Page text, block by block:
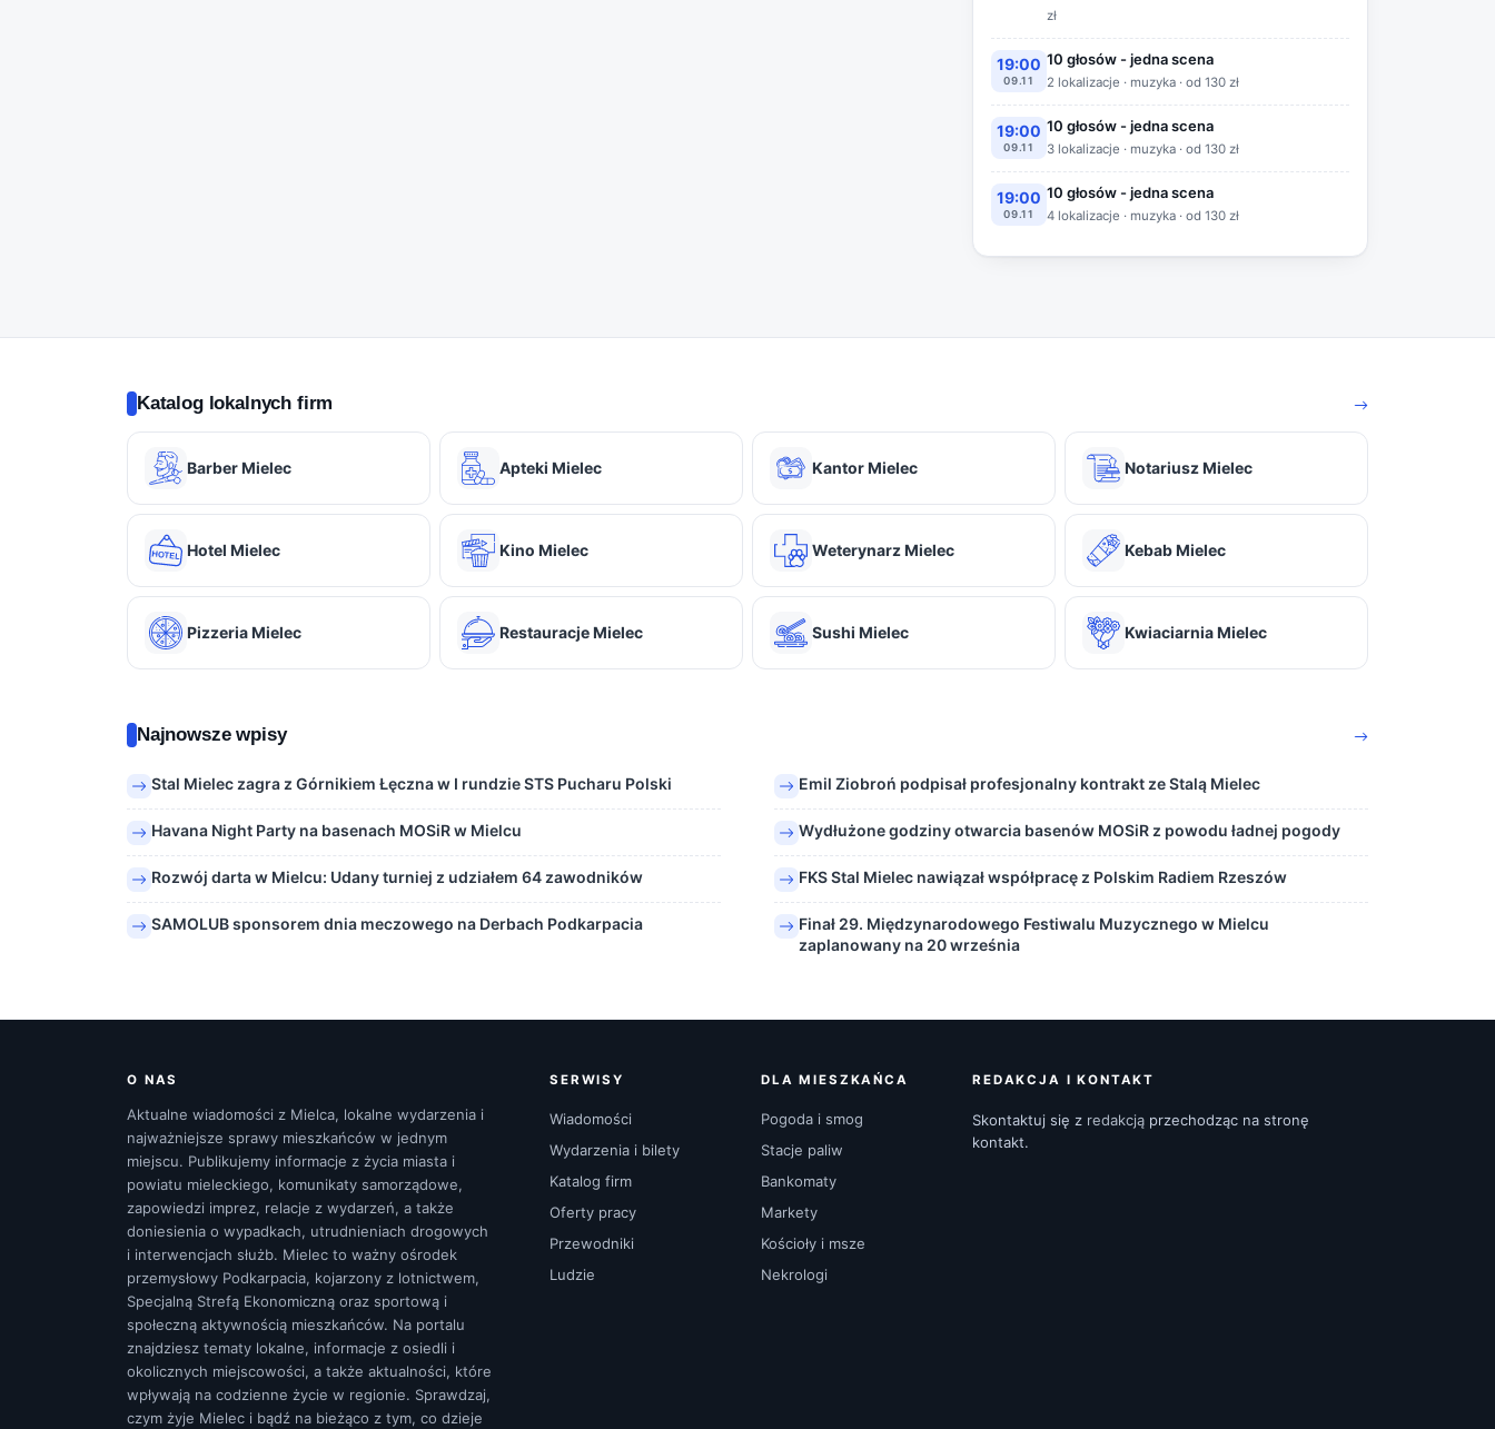
zł
19:00
09.11
10 głosów - jedna scena
2 lokalizacje · muzyka · od 130 zł
19:00
09.11
10 głosów - jedna scena
3 lokalizacje · muzyka · od 130 zł
19:00
09.11
10 głosów - jedna scena
4 lokalizacje · muzyka · od 130 zł
Katalog lokalnych firm
Barber Mielec Apteki Mielec Kantor Mielec Notariusz Mielec
Hotel Mielec Kino Mielec Weterynarz Mielec Kebab Mielec
Pizzeria Mielec Restauracje Mielec Sushi Mielec Kwiaciarnia Mielec
Najnowsze wpisy
Stal Mielec zagra z Górnikiem Łęczna w I rundzie STS Pucharu Polski
Havana Night Party na basenach MOSiR w Mielcu
Rozwój darta w Mielcu: Udany turniej z udziałem 64 zawodników
SAMOLUB sponsorem dnia meczowego na Derbach Podkarpacia
Emil Ziobroń podpisał profesjonalny kontrakt ze Stalą Mielec
Wydłużone godziny otwarcia basenów MOSiR z powodu ładnej pogody
FKS Stal Mielec nawiązał współpracę z Polskim Radiem Rzeszów
Finał 29. Międzynarodowego Festiwalu Muzycznego w Mielcu
zaplanowany na 20 września
O NAS
Aktualne wiadomości z Mielca, lokalne wydarzenia i
najważniejsze sprawy mieszkańców w jednym
miejscu. Publikujemy informacje z życia miasta i
powiatu mieleckiego, komunikaty samorządowe,
zapowiedzi imprez, relacje z wydarzeń, a także
doniesienia o wypadkach, utrudnieniach drogowych
i interwencjach służb. Mielec to ważny ośrodek
przemysłowy Podkarpacia, kojarzony z lotnictwem,
Specjalną Strefą Ekonomiczną oraz sportową i
społeczną aktywnością mieszkańców. Na portalu
znajdziesz tematy lokalne, informacje z osiedli i
okolicznych miejscowości, a także aktualności, które
wpływają na codzienne życie w regionie. Sprawdzaj,
czym żyje Mielec i bądź na bieżąco z tym, co dzieje
SERWISY
Wiadomości
Wydarzenia i bilety
Katalog firm
Oferty pracy
Przewodniki
Ludzie
DLA MIESZKAŃCA
Pogoda i smog
Stacje paliw
Bankomaty
Markety
Kościoły i msze
Nekrologi
REDAKCJA I KONTAKT
Skontaktuj się z redakcją przechodząc na stronę
kontakt.